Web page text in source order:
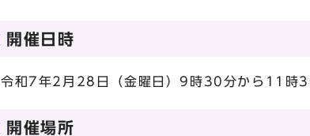
開催日時
令和7年2月28日（金曜日）9時30分から11時
開催場所